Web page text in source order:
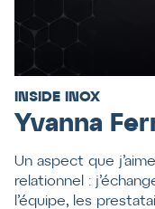
INSIDE INOX
Yvanna
Un aspect que
relationnel :
l’équipe, les